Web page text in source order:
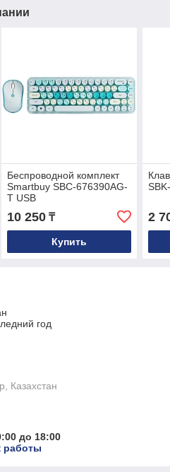
Беспроводной комплект
Smartbuy SBC-676390AG-
T USB
10 250₸
Купить
2
год
Казахстан
до 18:00
работы